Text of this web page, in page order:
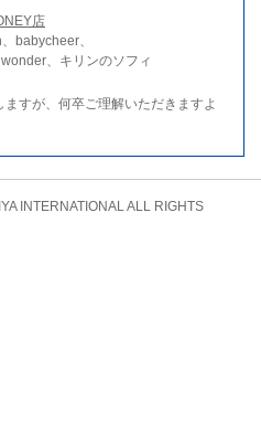
店
babycheer、
、キリンのソフィ
すが、何卒ご理解いただきますよ